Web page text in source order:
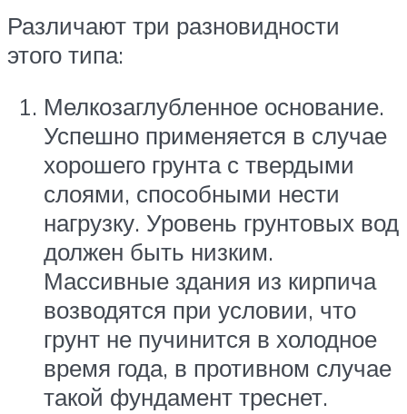
Различают три разновидности
этого типа:
Мелкозаглубленное основание.
Успешно применяется в случае
хорошего грунта с твердыми
слоями, способными нести
нагрузку. Уровень грунтовых вод
должен быть низким.
Массивные здания из кирпича
возводятся при условии, что
грунт не пучинится в холодное
время года, в противном случае
такой фундамент треснет.